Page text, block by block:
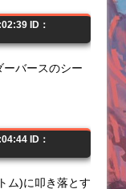
ID：
バースのシー
ID：
ム)に叩き落とす